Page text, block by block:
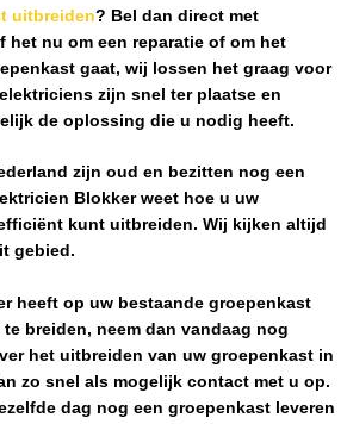
uitbreiden? Bel dan direct met
het nu om een reparatie of om het
gaat, wij lossen het graag voor
zijn snel ter plaatse en
de oplossing die u nodig heeft.
zijn oud en bezitten nog een
Blokkerweet hoe u uw
kunt uitbreiden. Wij kijken altijd
gebied.
heeft op uw bestaande groepenkast
breiden, neem dan vandaag nog
het uitbreiden van uw groepenkast in
zo snel als mogelijk contact met u op.
dag nog een groepenkast leveren